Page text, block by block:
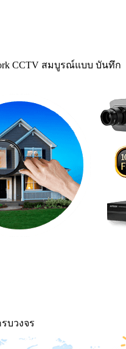
CCTV สมบูรณ์แบบ บันทึก
บวงจร